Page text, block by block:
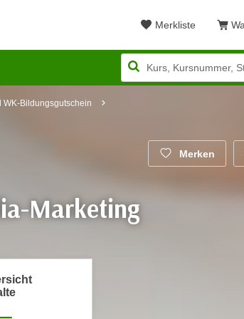
Merkliste
WK-Bildungsgutschein
Merken
Marketing